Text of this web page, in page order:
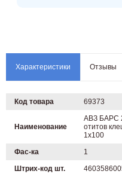
Характеристики Отзывы
Код товара 69373
Наименование
АВЗ БАРС
отитов
1х100
Фас-ка
1
Штрих-код шт.